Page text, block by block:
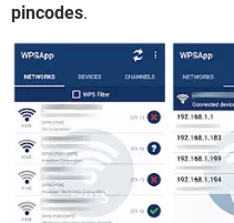
pincodes.